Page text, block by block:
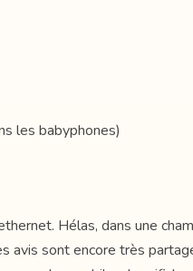
les babyphones)
Hélas, dans une
avis sont encore très